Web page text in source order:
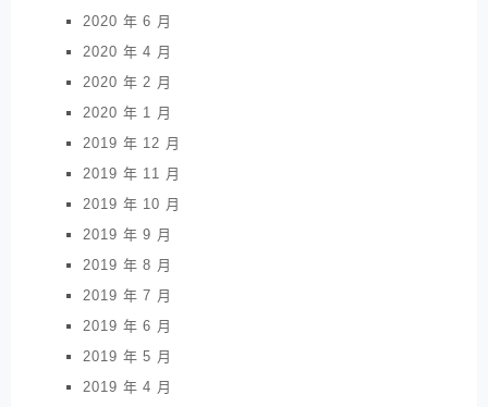
2020 年 6 月
2020 年 4 月
2020 年 2 月
2020 年 1 月
2019 年 12 月
2019 年 11 月
2019 年 10 月
2019 年 9 月
2019 年 8 月
2019 年 7 月
2019 年 6 月
2019 年 5 月
2019 年 4 月